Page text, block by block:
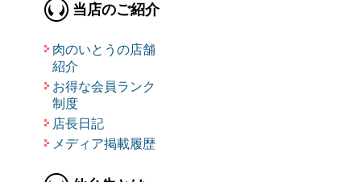
当店のご紹介
肉のいとうの店舗
紹介
お得な会員ランク
制度
店長日記
メディア掲載履歴